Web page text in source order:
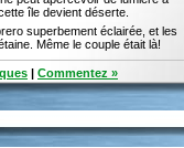
île devient déserte.
superbement éclairée, et les
Même le couple était là!
| Commentez »